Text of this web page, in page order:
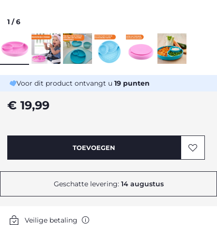
1 /6
Voor dit product ontvangt u 19 punten
€ 19,99
TOEVOEGEN
Geschatte levering: 14 augustus
Veilige betaling